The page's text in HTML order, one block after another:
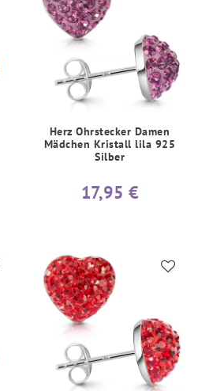
Herz Ohrstecker Damen
Mädchen Kristall lila 925
Silber
17,95 €